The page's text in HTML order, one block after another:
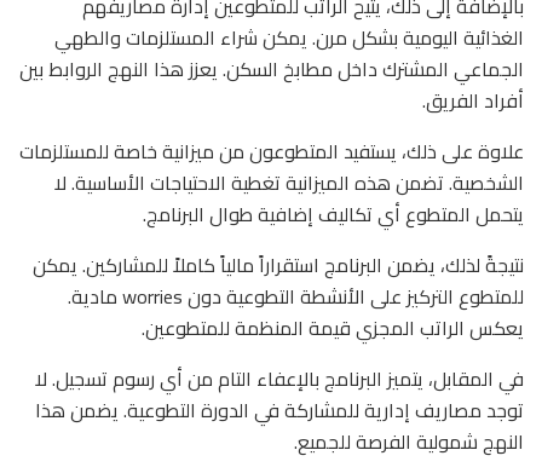
الغذائية اليومية بشكل مرن. يمكن شراء المستلزمات والطهي
الجماعي المشترك داخل مطابخ السكن. يعزز هذا النهج الروابط بين
أفراد الفريق.
علاوة على ذلك، يستفيد المتطوعون من ميزانية خاصة للمستلزمات
الشخصية. تضمن هذه الميزانية تغطية الاحتياجات الأساسية. لا
يتحمل المتطوع أي تكاليف إضافية طوال البرنامج.
نتيجةً لذلك، يضمن البرنامج استقراراً مالياً كاملاً للمشاركين. يمكن
للمتطوع التركيز على الأنشطة التطوعية دون worries مادية.
يعكس الراتب المجزي قيمة المنظمة للمتطوعين.
في المقابل، يتميز البرنامج بالإعفاء التام من أي رسوم تسجيل. لا
توجد مصاريف إدارية للمشاركة في الدورة التطوعية. يضمن هذا
النهج شمولية الفرصة للجميع.